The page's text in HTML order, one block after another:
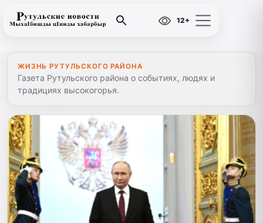
12+
ЖИЗНЬ РУТУЛЬСКОГО РАЙОНА
Газета Рутульского района о событиях, людях и
традициях высокогорья.